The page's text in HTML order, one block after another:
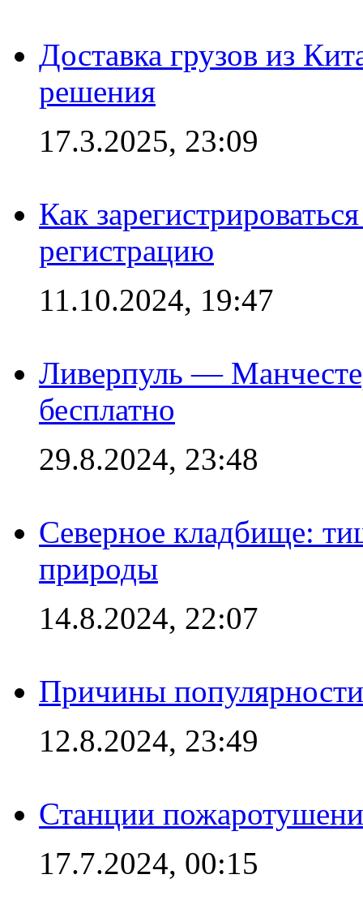
Доставка грузов из
решения
17.3.2025, 23:09
Как
регистрацию
11.10.2024, 19:47
Ливерпуль —
бесплатно
29.8.2024, 23:48
Северное кладбище:
природы
14.8.2024, 22:07
Причины
12.8.2024, 23:49
Станции
17.7.2024, 00:15